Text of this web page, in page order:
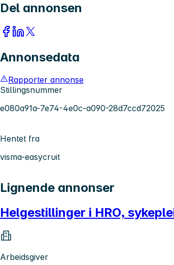
Del annonsen
Annonsedata
Rapporter annonse
Stillingsnummer
e080a91a-7e74-4e0c-a090-28d7ccd72025
Hentet fra
visma-easycruit
Lignende annonser
Helgestillinger i HRO,
Arbeidsgiver